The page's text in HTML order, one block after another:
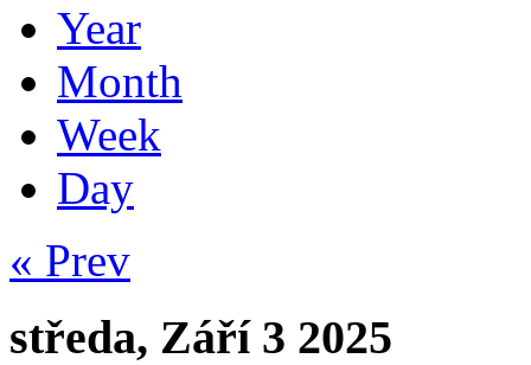
Year
Month
Week
Day
« Prev
středa, Září 3 2025